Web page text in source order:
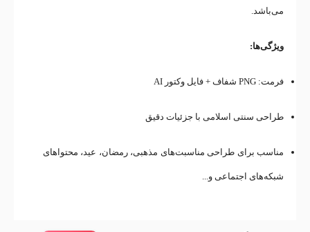
می‌باشد.
ویژگی‌ها:
فرمت: PNG شفاف + فایل وکتور AI
طراحی سنتی اسلامی با جزئیات دقیق
مناسب برای طراحی مناسبت‌های مذهبی، رمضان، عید، محتواهای
شبکه‌های اجتماعی و...